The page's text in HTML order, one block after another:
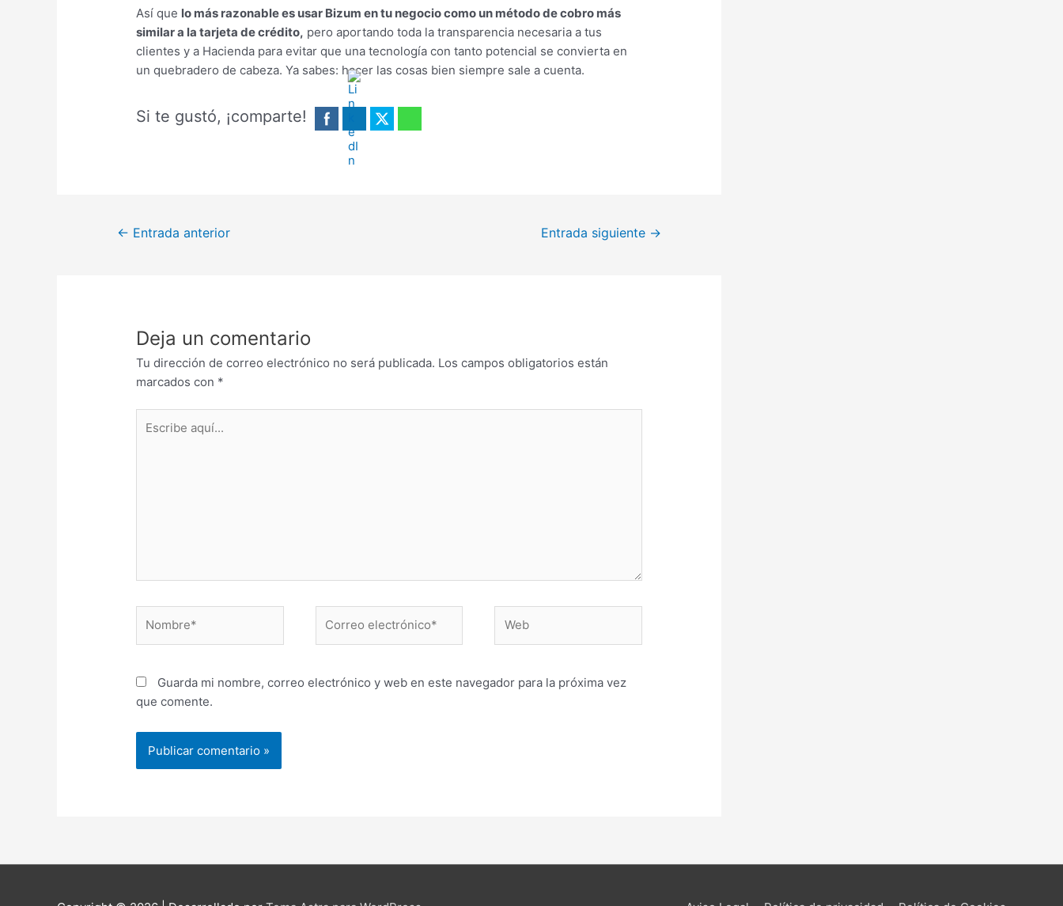
Así que lo más razonable es usar Bizum en tu negocio como un método de cobro más
similar a la tarjeta de crédito, pero aportando toda la transparencia necesaria a tus
clientes y a Hacienda para evitar que una tecnología con tanto potencial se convierta en
un quebradero de cabeza. Ya sabes: hacer las cosas bien siempre sale a cuenta.
Si te gustó, ¡comparte!
← Entrada anterior Entrada siguiente →
Deja un comentario
Tu dirección de correo electrónico no será publicada. Los campos obligatorios están
marcados con *
aquí...
electrónico*
Guarda mi nombre, correo electrónico y web en este navegador para la próxima vez
que comente.